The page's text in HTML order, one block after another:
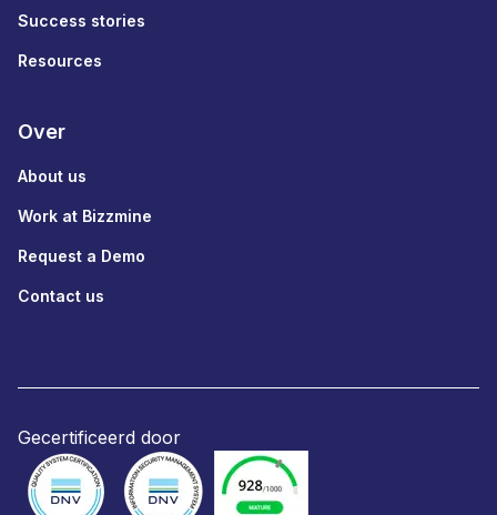
Success stories
Resources
Over
About us
Work at Bizzmine
Request a Demo
Contact us
Gecertificeerd door